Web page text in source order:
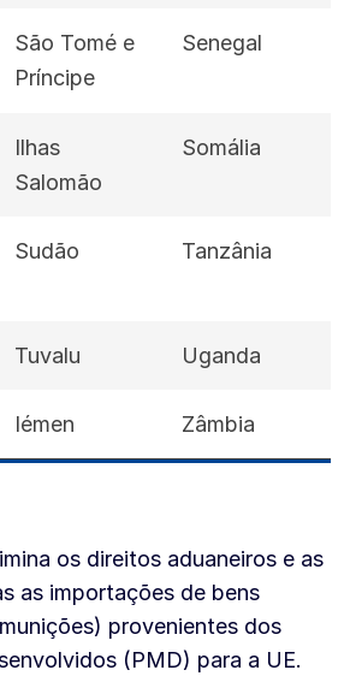
São Tomé e
Príncipe
Senegal
Ilhas
Salomão
Somália
Sudão Tanzânia
Tuvalu Uganda
Iémen Zâmbia
os direitos aduaneiros e as
as importações de bens
provenientes dos
(PMD) para a UE.